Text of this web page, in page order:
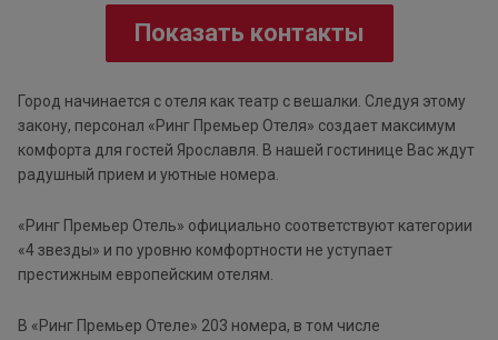
Показать контакты
Город начинается с отеля как театр с вешалки. Следуя этому
закону, персонал «Ринг Премьер Отеля» создает максимум
комфорта для гостей Ярославля. В нашей гостинице Вас ждут
радушный прием и уютные номера.
«Ринг Премьер Отель» официально соответствуют категории
«4 звезды» и по уровню комфортности не уступает
престижным европейским отелям.
В «Ринг Премьер Отеле» 203 номера, в том числе